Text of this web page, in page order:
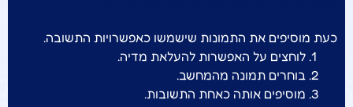
כעת מוסיפים את התמונות שישמשו כאפשרויות התשובה.
לוחצים על האפשרות להעלאת מדיה.
בוחרים תמונה מהמחשב.
מוסיפים אותה כאחת התשובות.